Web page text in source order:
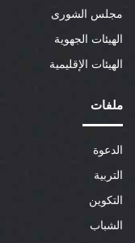
مجلس الشورى
الهيئات الجهوية
الهيئات الإقليمية
ملفات
الدعوة
التربية
التكوين
الشباب